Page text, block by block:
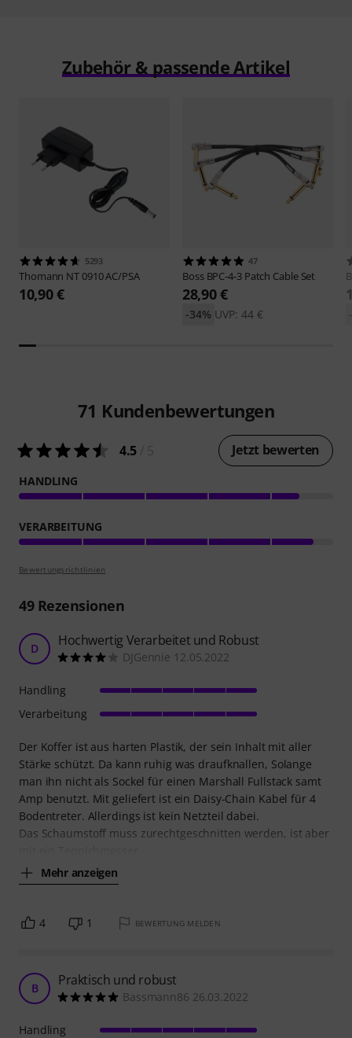
Zubehör & passende Artikel
5293
Thomann NT 0910 AC/PSA
10,90 €
47
Boss BPC-4-3 Patch Cable Set
28,90 €
UVP: 44 €
-34%
71 Kundenbewertungen
4.5 Jetzt bewerten
HANDLING
VERARBEITUNG
Bewertungsrichtlinien
49Rezensionen
D Hochwertig Verarbeitet und Robust
DJGennie 12.05.2022
Der Koffer ist aus harten Plastik, der sein Inhalt mit aller
Stärke schützt. Da kann ruhig was draufknallen, Solange
man ihn nicht als Sockel für einen Marshall Fullstack samt
Amp benutzt. Mit geliefert ist ein Daisy-Chain Kabel für 4
Bodentreter. Allerdings ist kein Netzteil dabei.
Das Schaumstoff muss zurechtgeschnitten werden, ist aber
Mehr anzeigen
Handling
Verarbeitung
4 1 BEWERTUNG MELDEN
B Praktisch und robust
Bassmann86 26.03.2022
Handling